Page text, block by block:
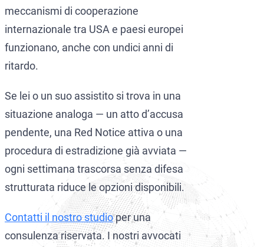
meccanismi di cooperazione
internazionale tra USA e paesi europei
funzionano, anche con undici anni di
ritardo.
Se lei o un suo assistito si trova in una
situazione analoga — un atto d’accusa
pendente, una Red Notice attiva o una
procedura di estradizione già avviata —
ogni settimana trascorsa senza difesa
strutturata riduce le opzioni disponibili.
Contatti il nostro studioper una
consulenza riservata. I nostri avvocati